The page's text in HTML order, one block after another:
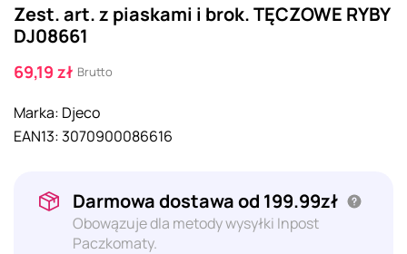
Zest. art. z piaskami i brok. TĘCZOWE RYBY
DJ08661
69,19 zł Brutto
Marka: Djeco
EAN13:3070900086616
Darmowa dostawa od 199.99zł
Obowązuje dla metody wysyłki Inpost
Paczkomaty.